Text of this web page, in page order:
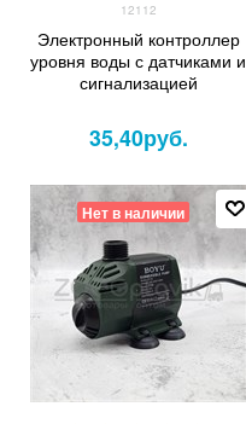
12112
Электронный контроллер
уровня воды с датчиками и
сигнализацией
35,40руб.
Нет в наличии